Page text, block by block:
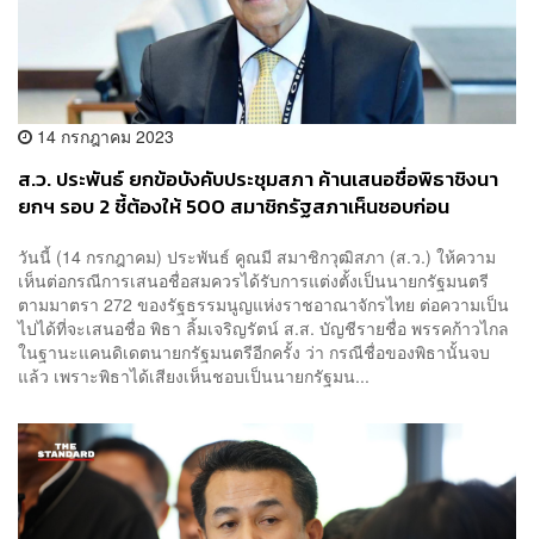
14 กรกฎาคม 2023
ส.ว. ประพันธ์ ยกข้อบังคับประชุมสภา ค้านเสนอชื่อพิธาชิงนา
ยกฯ รอบ 2 ชี้ต้องให้ 500 สมาชิกรัฐสภาเห็นชอบก่อน
วันนี้ (14 กรกฎาคม) ประพันธ์ คูณมี สมาชิกวุฒิสภา (ส.ว.) ให้ความ
เห็นต่อกรณีการเสนอชื่อสมควรได้รับการแต่งตั้งเป็นนายกรัฐมนตรี
ตามมาตรา 272 ของรัฐธรรมนูญแห่งราชอาณาจักรไทย ต่อความเป็น
ไปได้ที่จะเสนอชื่อ พิธา ลิ้มเจริญรัตน์ ส.ส. บัญชีรายชื่อ พรรคก้าวไกล
ในฐานะแคนดิเดตนายกรัฐมนตรีอีกครั้ง ว่า กรณีชื่อของพิธานั้นจบ
แล้ว เพราะพิธาได้เสียงเห็นชอบเป็นนายกรัฐมน...